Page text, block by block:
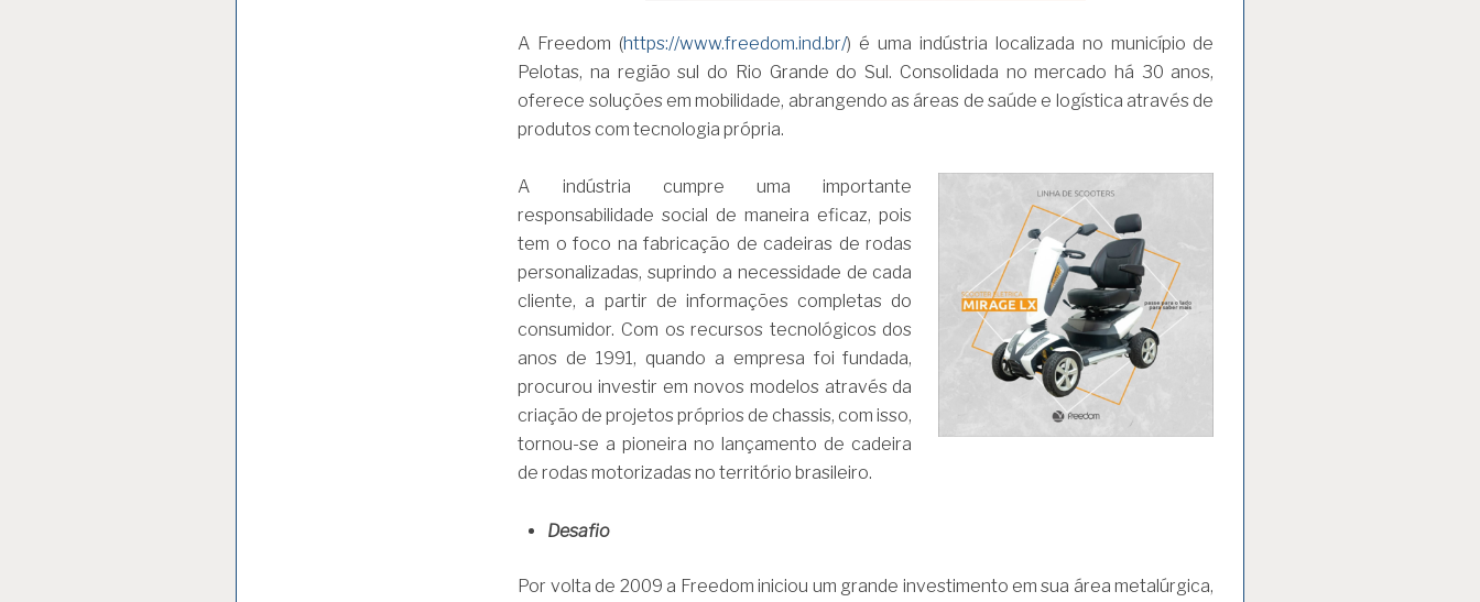
A Freedom (https://www.freedom.ind.br/) é uma indústria localizada no município de
Pelotas, na região sul do Rio Grande do Sul. Consolidada no mercado há 30 anos,
oferece soluções em mobilidade, abrangendo as áreas de saúde e logística através de
produtos com tecnologia própria.
A indústria cumpre uma importante
responsabilidade social de maneira eficaz, pois
tem o foco na fabricação de cadeiras de rodas
personalizadas, suprindo a necessidade de cada
cliente, a partir de informações completas do
consumidor. Com os recursos tecnológicos dos
anos de 1991, quando a empresa foi fundada,
procurou investir em novos modelos através da
criação de projetos próprios de chassis, com isso,
tornou-se a pioneira no lançamento de cadeira
de rodas motorizadas no território brasileiro.
Desafio
Por volta de 2009 a Freedom iniciou um grande investimento em sua área metalúrgica,